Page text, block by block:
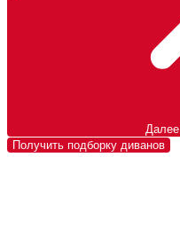
Далее
Получить подборку диванов